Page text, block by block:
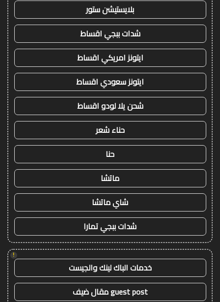
بلايستيشن ستور
شدات ببجي اقساط
ايتونز امريكي اقساط
ايتونز سعودي اقساط
شحن يلا لودو اقساط
حناء شعر
حنا
ماتشا
شاي ماتشا
شدات ببجي تمارا
!
خدمات الباك لينك والجيست
guest post مقال ضيف